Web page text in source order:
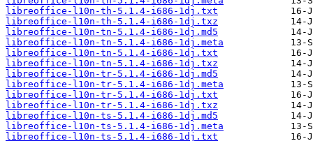
libreoffice-l10n-th-5.1.4-i686-1dj.txt
libreoffice-l10n-th-5.1.4-i686-1dj.txz
libreoffice-l10n-tn-5.1.4-i686-1dj.md5
libreoffice-l10n-tn-5.1.4-i686-1dj.meta
libreoffice-l10n-tn-5.1.4-i686-1dj.txt
libreoffice-l10n-tn-5.1.4-i686-1dj.txz
libreoffice-l10n-tr-5.1.4-i686-1dj.md5
libreoffice-l10n-tr-5.1.4-i686-1dj.meta
libreoffice-l10n-tr-5.1.4-i686-1dj.txt
libreoffice-l10n-tr-5.1.4-i686-1dj.txz
libreoffice-l10n-ts-5.1.4-i686-1dj.md5
libreoffice-l10n-ts-5.1.4-i686-1dj.meta
libreoffice-l10n-ts-5.1.4-i686-1dj.txt